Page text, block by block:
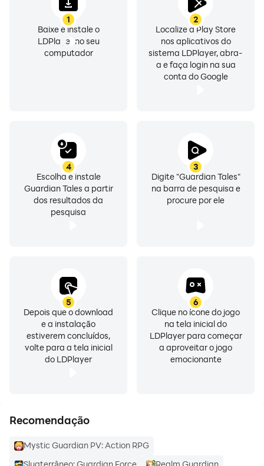
■ Seu dispositivo precisa de no mínimo 3GB de
espaço de armazenamento livre para a instalação do
- RAM: 2GB
- Espaço livre: 3GB
---------------------------------------
1
Baixe e instale o
LDPlayer no seu
computador
2
Localize a Play Store
nos aplicativos do
sistema LDPlayer, abra-
a e faça login na sua
conta do Google
3
Digite "Guardian Tales"
na barra de pesquisa e
procure por ele
4
Escolha e instale
Guardian Tales a partir
dos resultados da
pesquisa
5
Depois que o download
e a instalação
estiverem concluídos,
volte para a tela inicial
do LDPlayer
6
Clique no ícone do jogo
na tela inicial do
LDPlayer para começar
a aproveitar o jogo
emocionante
Recomendação
Mystic Guardian PV: Action RPG